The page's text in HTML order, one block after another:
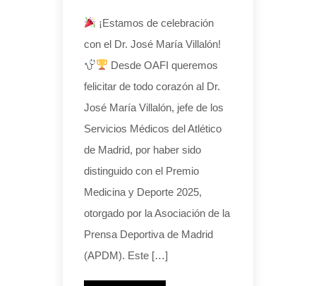
¡Estamos de celebración
con el Dr. José María Villalón!
Desde OAFI queremos
felicitar de todo corazón al Dr.
José María Villalón, jefe de los
Servicios Médicos del Atlético
de Madrid, por haber sido
distinguido con el Premio
Medicina y Deporte 2025,
otorgado por la Asociación de la
Prensa Deportiva de Madrid
(APDM). Este […]